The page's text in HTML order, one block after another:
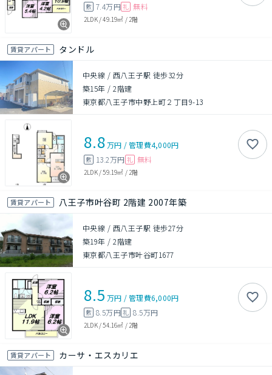
敷 7.4万円 礼 無料
2LDK/49.19㎡ / 2階
賃貸アパート タンドル
中央線 / 西八王子駅 徒歩32分
築15年 /2階建
東京都八王子市中野上町２丁目9-13
8.8万円 /管理費4,000円
敷 13.2万円 礼 無料
2LDK/59.19㎡ / 2階
賃貸アパート 八王子市叶谷町 2階建 2007年築
中央線 / 西八王子駅 徒歩27分
築19年 /2階建
東京都八王子市叶谷町1677
8.5 万円 /管理費6,000円
敷 8.5万円礼 8.5万円
2LDK/54.16㎡ / 2階
賃貸アパート カーサ・エスカリエ